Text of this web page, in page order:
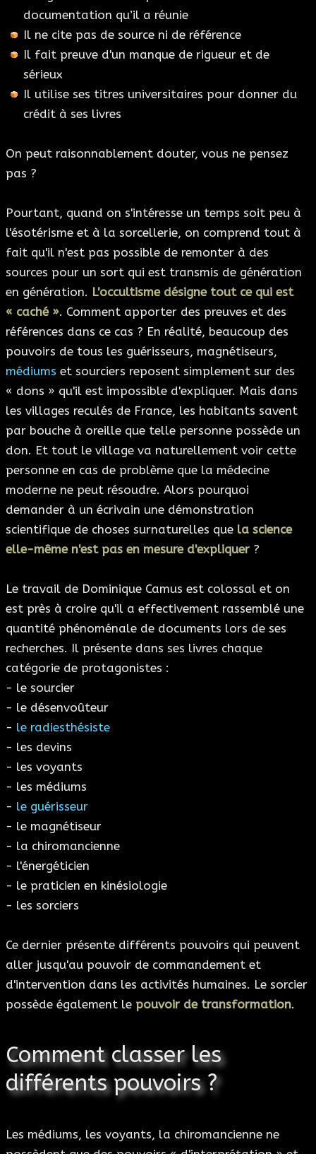
documentation qu’il a réunie
Il ne cite pas de source ni de référence
Il fait preuve d'un manque de rigueur et de
sérieux
Il utilise ses titres universitaires pour donner du
crédit à ses livres
On peut raisonnablement douter, vous ne pensez
pas ?
Pourtant, quand on s'intéresse un temps soit peu à
l'ésotérisme et à la sorcellerie, on comprend tout à
fait qu'il n'est pas possible de remonter à des
sources pour un sort qui est transmis de génération
en génération. L'occultisme désigne tout ce qui est
« caché ». Comment apporter des preuves et des
références dans ce cas ? En réalité, beaucoup des
pouvoirs de tous les guérisseurs, magnétiseurs,
médiums et sourciers reposent simplement sur des
« dons » qu'il est impossible d'expliquer. Mais dans
les villages reculés de France, les habitants savent
par bouche à oreille que telle personne possède un
don. Et tout le village va naturellement voir cette
personne en cas de problème que la médecine
moderne ne peut résoudre. Alors pourquoi
demander à un écrivain une démonstration
scientifique de choses surnaturelles que la science
elle-même n'est pas en mesure d'expliquer ?
Le travail de Dominique Camus est colossal et on
est près à croire qu'il a effectivement rassemblé une
quantité phénoménale de documents lors de ses
recherches. Il présente dans ses livres chaque
catégorie de protagonistes :
- le sourcier
- le désenvoûteur
- le radiesthésiste
- les devins
- les voyants
- les médiums
- le guérisseur
- le magnétiseur
- la chiromancienne
- l'énergéticien
- le praticien en kinésiologie
- les sorciers
Ce dernier présente différents pouvoirs qui peuvent
aller jusqu'au pouvoir de commandement et
d'intervention dans les activités humaines. Le sorcier
possède également le pouvoir de transformation.
Comment classer les
différents pouvoirs ?
Les médiums, les voyants, la chiromancienne ne